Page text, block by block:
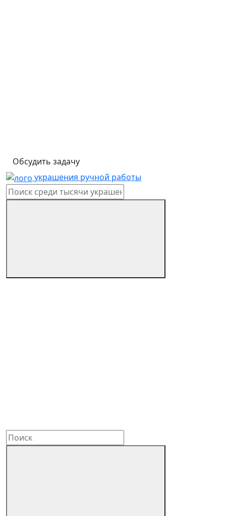
Обсудить задачу
украшения ручной работы